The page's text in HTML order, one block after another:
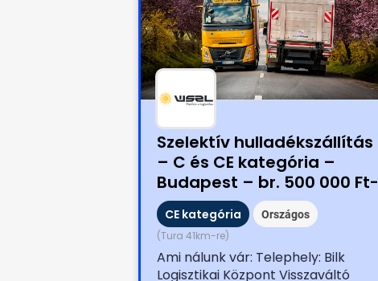
Szelektív hulladékszállítás
– C és CE kategória –
Budapest – br. 500 000 Ft-
os belépési bónusz
CE kategória Országos
(Tura 41km-re)
Ami nálunk vár: Telephely: Bilk
Logisztikai Központ Visszaváltó